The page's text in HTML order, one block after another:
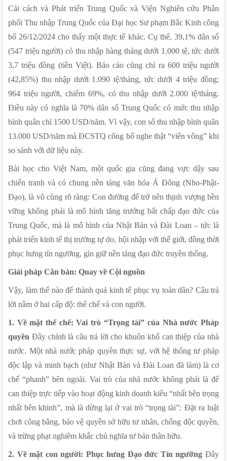
Cải cách và Phát triển Trung Quốc và Viện Nghiên cứu Phân
phối Thu nhập Trung Quốc của Đại học Sư phạm Bắc Kinh công
bố 26/12/2024 cho thấy một thực tế khác. Cụ thể, 39,1% dân số
(547 triệu người) có thu nhập hàng tháng dưới 1.000 tệ, tức dưới
3,7 triệu đồng (tiền Việt). Báo cáo cũng chỉ ra 600 triệu người
(42,85%) thu nhập dưới 1.090 tệ/tháng, tức dưới 4 triệu đồng;
964 triệu người, chiếm 69%, có thu nhập dưới 2.000 tệ/tháng.
Điều này có nghĩa là 70% dân số Trung Quốc có mức thu nhập
bình quân chỉ 1500 USD/năm. Vì vậy, con số thu nhập bình quân
13.000 USD/năm mà ĐCSTQ công bố nghe thật “viển vông” khi
so sánh với dữ liệu này.
Bài học cho Việt Nam, một quốc gia cũng đang vực dậy sau
chiến tranh và có chung nền tảng văn hóa Á Đông (Nho-Phật-
Đạo), là vô cùng rõ ràng: Con đường để trở nên thịnh vượng bền
vững không phải là mô hình tăng trưởng bất chấp đạo đức của
Trung Quốc, mà là mô hình của Nhật Bản và Đài Loan – tức là
phát triển kinh tế thị trường tự do, hội nhập với thế giới, đồng thời
phục hưng tín ngưỡng, gìn giữ nền tảng đạo đức truyền thống.
Giải pháp Căn bản: Quay về Cội nguồn
Vậy, làm thế nào để thành quả kinh tế phục vụ toàn dân? Câu trả
lời nằm ở hai cấp độ: thể chế và con người.
1. Về mặt thể chế: Vai trò “Trọng tài” của Nhà nước Pháp
quyền Đây chính là câu trả lời cho khuôn khổ can thiệp của nhà
nước. Một nhà nước pháp quyền thực sự, với hệ thống tư pháp
độc lập và minh bạch (như Nhật Bản và Đài Loan đã làm) là cơ
chế “phanh” bên ngoài. Vai trò của nhà nước không phải là để
can thiệp trực tiếp vào hoạt động kinh doanh kiểu “nhất bên trọng
nhất bên khinh”, mà là dừng lại ở vai trò “trọng tài”: Đặt ra luật
chơi công bằng, bảo vệ quyền sở hữu tư nhân, chống độc quyền,
và trừng phạt nghiêm khắc chủ nghĩa tư bản thân hữu.
2. Về mặt con người: Phục hưng Đạo đức Tín ngưỡng Đây